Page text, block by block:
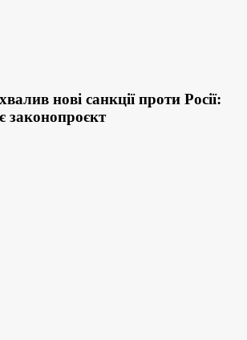
нові санкції проти Росії:
законопроєкт